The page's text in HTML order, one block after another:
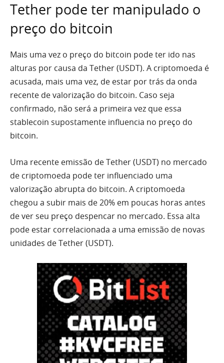
Tether pode ter manipulado o
preço do bitcoin
Mais uma vez o preço do bitcoin pode ter ido nas
alturas por causa da Tether (USDT). A criptomoeda é
acusada, mais uma vez, de estar por trás da onda
recente de valorização do bitcoin. Caso seja
confirmado, não será a primeira vez que essa
stablecoin supostamente influencia no preço do
bitcoin.
Uma recente emissão de Tether (USDT) no mercado
de criptomoeda pode ter influenciado uma
valorização abrupta do bitcoin. A criptomoeda
chegou a subir mais de 20% em poucas horas antes
de ver seu preço despencar no mercado. Essa alta
pode estar correlacionada a uma emissão de novas
unidades de Tether (USDT).